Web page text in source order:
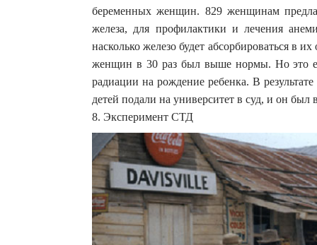
беременных женщин. 829 женщинам
железа, для профилактики и лечения
насколько железо будет абсорбироваться в
женщин в 30 раз был выше нормы. Но это
радиации на рождение ребенка. В
детей подали на университет в суд, и он
8. Эксперимент СТД